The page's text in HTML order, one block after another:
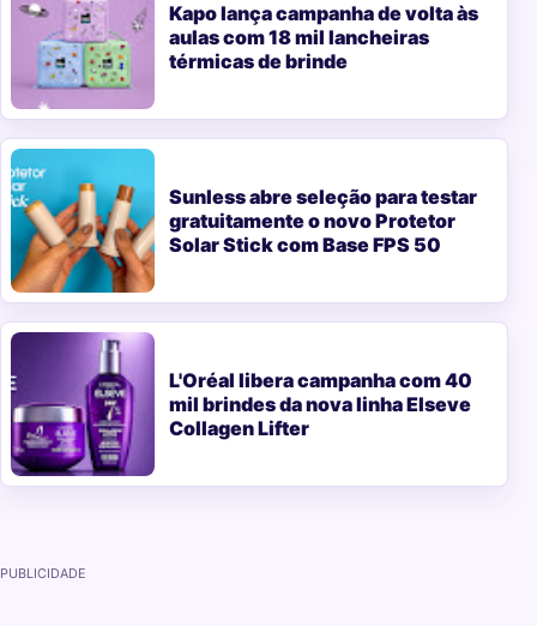
Kapo lança campanha de volta às
aulas com 18 mil lancheiras
térmicas de brinde
Sunless abre seleção para testar
gratuitamente o novo Protetor
Solar Stick com Base FPS 50
L'Oréal libera campanha com 40
mil brindes da nova linha Elseve
Collagen Lifter
PUBLICIDADE